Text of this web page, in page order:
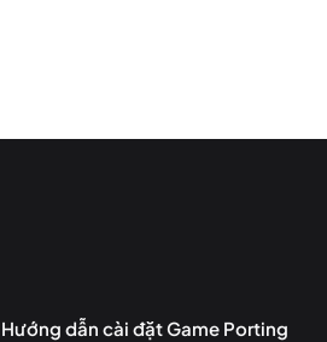
Hướng dẫn cài đặt Game Porting